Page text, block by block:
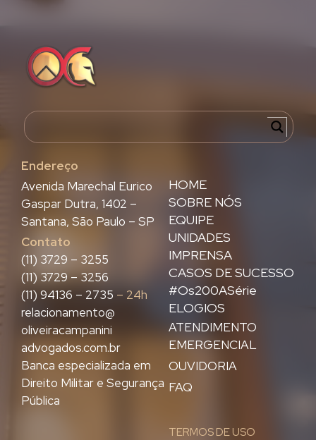
Endereço
HOME
SOBRE NÓS
EQUIPE
UNIDADES
IMPRENSA
CASOS DE SUCESSO
#Os200ASérie
ELOGIOS
ATENDIMENTO
EMERGENCIAL
OUVIDORIA
FAQ
TERMOS DE USO
Avenida Marechal Eurico
Gaspar Dutra, 1402 –
Santana, São Paulo – SP
Contato
(11) 3729 – 3255
(11) 3729 – 3256
(11) 94136 – 2735 – 24h
relacionamento@
oliveiracampanini
advogados.com.br
Banca especializada em
Direito Militar e Segurança
Pública